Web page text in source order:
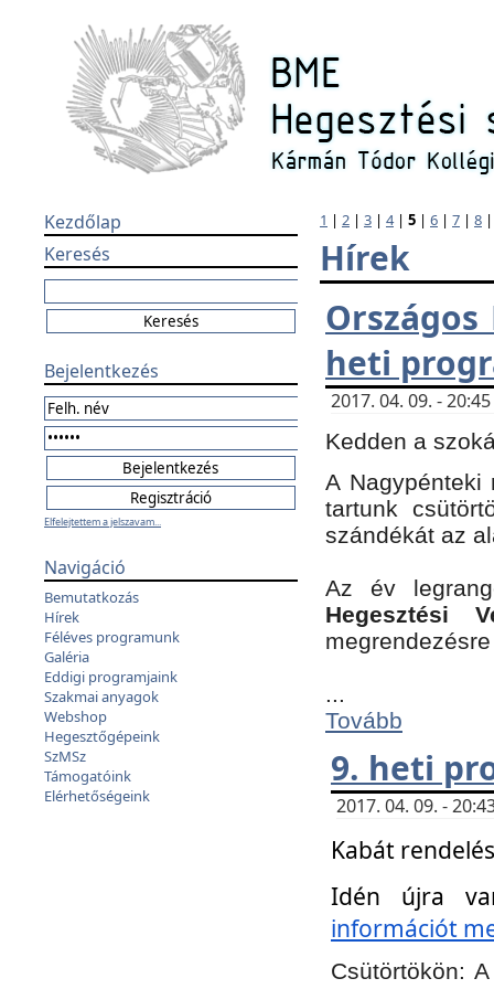
Kezdőlap
Keresés
Bejelentkezés
Elfelejtettem a jelszavam...
Navigáció
Bemutatkozás
Hírek
Féléves programunk
Galéria
Eddigi programjaink
Szakmai anyagok
Webshop
Hegesztőgépeink
SzMSz
Támogatóink
Elérhetőségeink
1 | 2 | 3 | 4| 5 | 6 | 7 | 8
Hírek
Országos
heti
2017. 04. 09. -
Kedden a
A Nagypénteki
tartunk
szándékát az
Az év
Hegesztési
...
Tovább
9. heti
2017. 04. 09. -
Kabát
Idén újra
információt
Csütörtökön:A